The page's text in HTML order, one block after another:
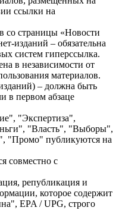
ссылки на
со страницы «Новости
изданий – обязательна
систем гиперссылка.
в независимости от
материалов.
– должна быть
в первом абзаце
"Экспертиза",
"Власть", "Выборы",
"Промо" публикуются на
совместно с
републикация и
которое содержит
EPA / UPG, строго